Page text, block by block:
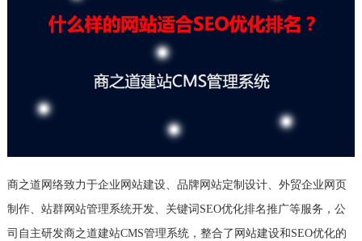
商之道网络致力于企业网站建设、品牌网站定制设计、外贸企业网页
制作、站群网站管理系统开发、关键词SEO优化排名推广等服务，公
司自主研发商之道建站CMS管理系统，整合了网站建设和SEO优化的